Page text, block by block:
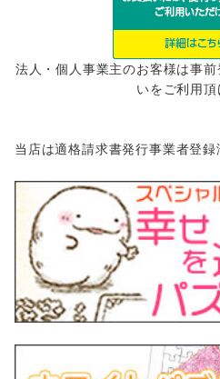
法人・個人事業主のお客様は事
いをご利用頂
当店は適格請求書発行事業者登録